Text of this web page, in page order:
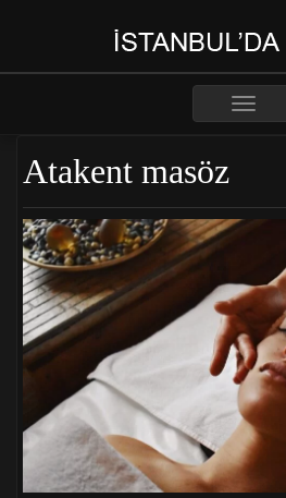
Toggle
Atakent masöz